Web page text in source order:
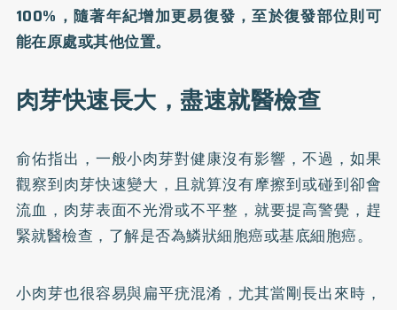
100%，隨著年紀增加更易復發，至於復發部位則可
能在原處或其他位置。
肉芽快速長大，盡速就醫檢查
俞佑指出，一般小肉芽對健康沒有影響，不過，如果
觀察到肉芽快速變大，且就算沒有摩擦到或碰到卻會
流血，肉芽表面不光滑或不平整，就要提高警覺，趕
緊就醫檢查，了解是否為鱗狀細胞癌或基底細胞癌。
小肉芽也很容易與扁平疣混淆，尤其當剛長出來時，